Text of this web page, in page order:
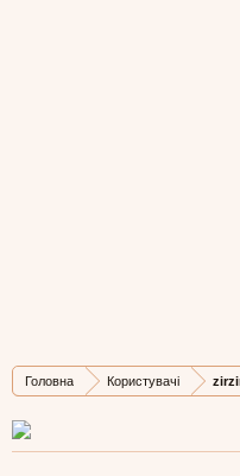
Головна Користувачі
Дописів
0
Карма
0 1